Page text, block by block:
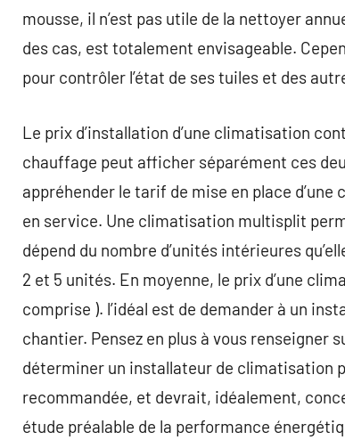
mousse, il n’est pas utile de la nettoyer
des cas, est totalement envisageable.
pour contrôler l’état de ses tuiles et des
Le prix d’installation d’une climatisation
chauffage peut afficher séparément ces
appréhender le tarif de mise en place
en service. Une climatisation multisplit
dépend du nombre d’unités intérieures
2 et 5 unités. En moyenne, le prix d’une
comprise ). l’idéal est de demander à un
chantier. Pensez en plus à vous renseigner
déterminer un installateur de climatisation
recommandée, et devrait, idéalement,
étude préalable de la performance